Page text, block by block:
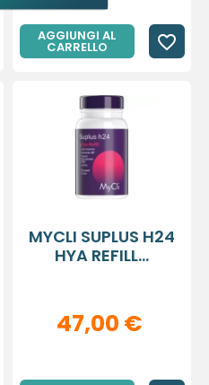
AGGIUNGI AL
CARRELLO favorite_border
MYCLI SUPLUS H24
HYA REFILL...
47,00 €